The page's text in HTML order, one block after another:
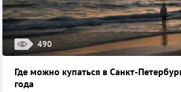
490
Где можно купаться в Санкт-
года